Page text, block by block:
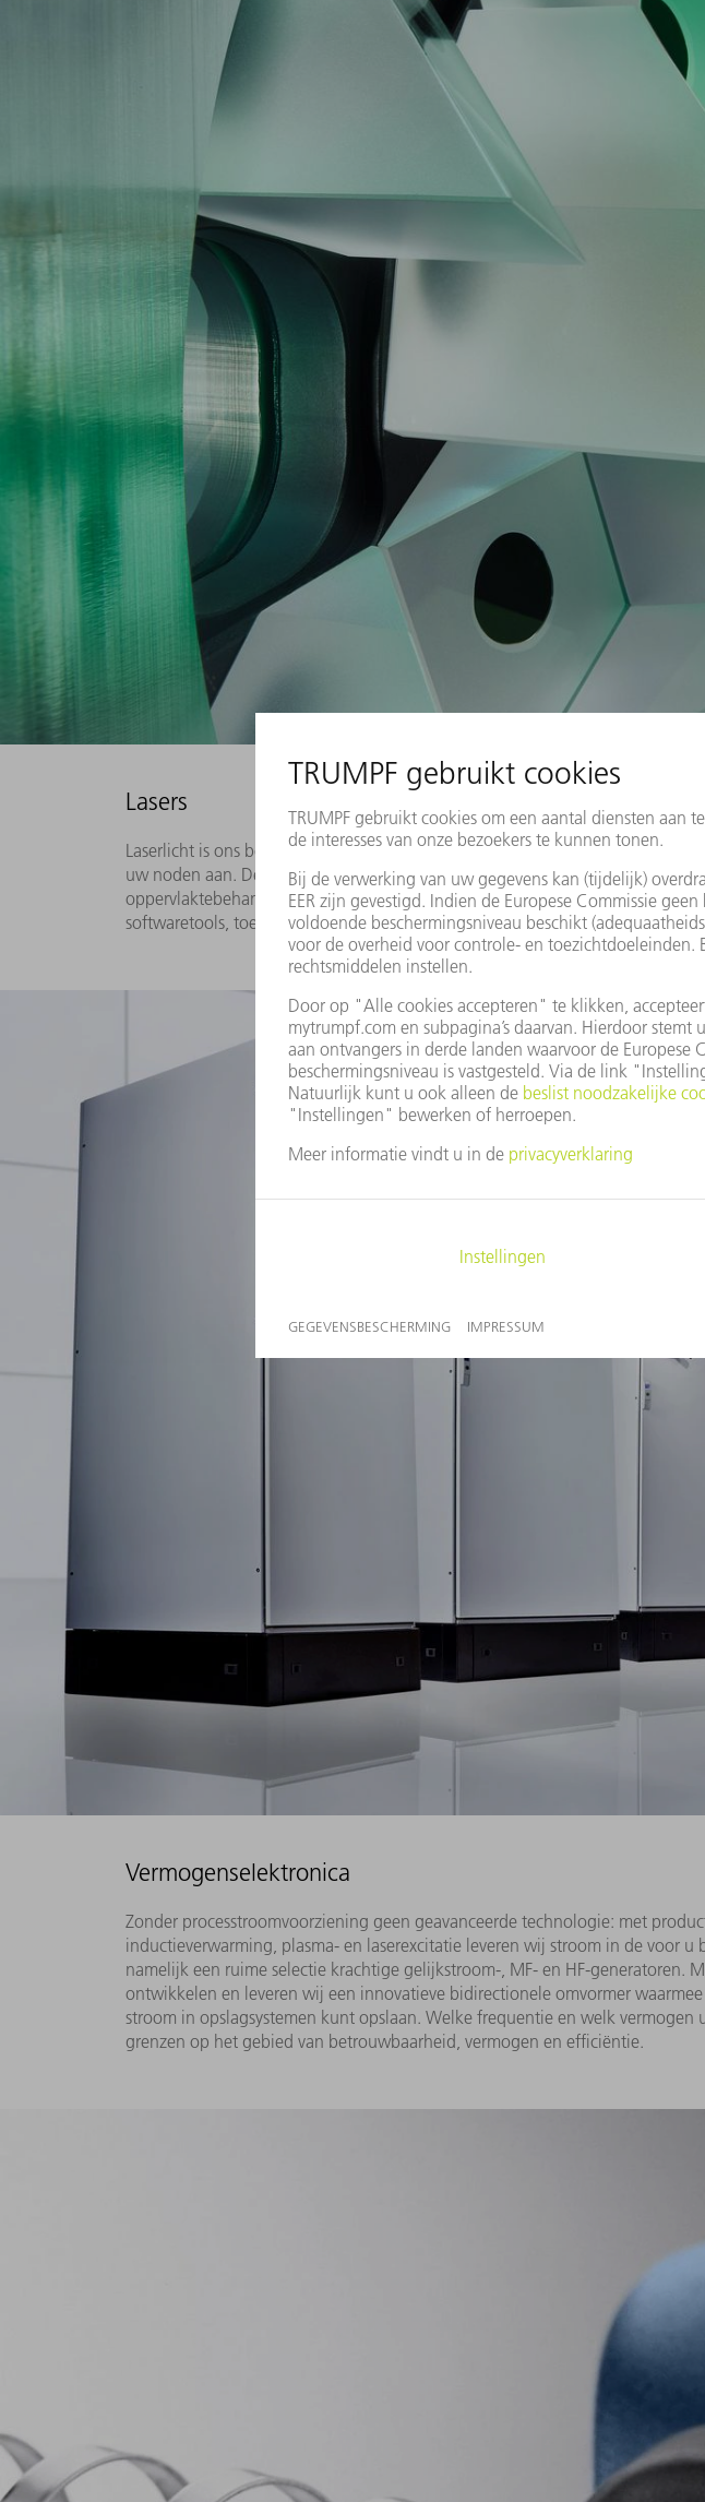
Lasers
Laserlicht is ons beroep: we staan garant voor innovatie in industriële
uw noden aan. De TRUMPF lasers zijn het universele gereedschap voor de
oppervlaktebehandeling. Ongeacht of het gaat om makro, micro of nano ,
softwaretools, toepassingsknowhow en advies.
Vermogenselektronica
Zonder processtroomvoorziening geen geavanceerde technologie: met
inductieverwarming, plasma- en laserexcitatie leveren wij stroom in de voor
namelijk een ruime selectie krachtige gelijkstroom-, MF- en HF-generatoren.
ontwikkelen en leveren wij een innovatieve bidirectionele omvormer
stroom in opslagsystemen kunt opslaan. Welke frequentie en welk
grenzen op het gebied van betrouwbaarheid, vermogen en efficiëntie.